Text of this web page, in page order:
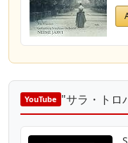
YouTube "サラ・トロ